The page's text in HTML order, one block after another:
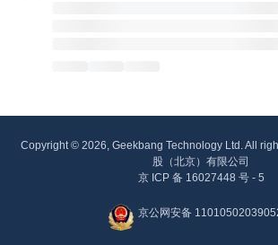
Copyright © 2026, Geekbang Technology Ltd. All
股（北京）有限公司
京 ICP 备 16027448 号 - 5
京公网安备